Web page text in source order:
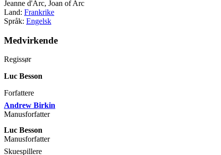
Jeanne d'Arc, Joan of Arc
Land: Frankrike
Språk: Engelsk
Medvirkende
Regissør
Luc Besson
Forfattere
Andrew Birkin
Manusforfatter
Luc Besson
Manusforfatter
Skuespillere